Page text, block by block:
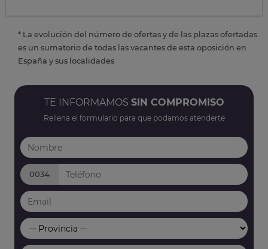
* La evolución del número de ofertas y de las plazas ofertadas
es un sumatorio de todas las vacantes de esta oposición en
España y sus localidades
TE INFORMAMOS SIN COMPROMISO
Rellena el formulario para que podamos atenderte
0034